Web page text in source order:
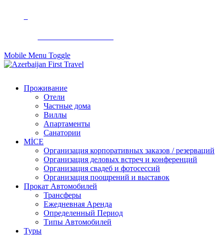
Mobile Menu Toggle
Проживание
Отели
Частные дома
Виллы
Апартаменты
Санатории
MİCE
Организация корпоративных заказов / резерваций
Организация деловых встреч и конференций
Организация свадеб и фотосессий
Организация поощрений и выставок
Прокат Автомобилей
Трансферы
Ежедневная Аренда
Определенный Период
Типы Автомобилей
Туры